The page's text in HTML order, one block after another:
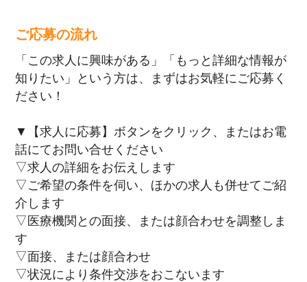
ご応募の流れ
「この求人に興味がある」「もっと詳細な情報が
知りたい」という方は、まずはお気軽にご応募く
ださい！
▼【求人に応募】ボタンをクリック、またはお電
話にてお問い合せください
▽求人の詳細をお伝えします
▽ご希望の条件を伺い、ほかの求人も併せてご紹
介します
▽医療機関との面接、または顔合わせを調整しま
す
▽面接、または顔合わせ
▽状況により条件交渉をおこないます